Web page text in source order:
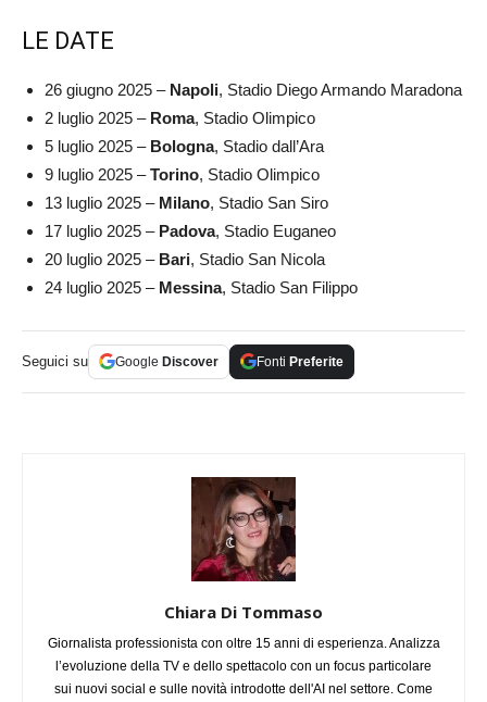
LE DATE
26 giugno 2025 – Napoli, Stadio Diego Armando Maradona
2 luglio 2025 – Roma, Stadio Olimpico
5 luglio 2025 – Bologna, Stadio dall’Ara
9 luglio 2025 –Torino, Stadio Olimpico
13 luglio 2025 – Milano, Stadio San Siro
17 luglio 2025 – Padova, Stadio Euganeo
20 luglio 2025 –Bari, Stadio San Nicola
24 luglio 2025 – Messina, Stadio San Filippo
Seguici su Google Discover Fonti Preferite
Chiara Di Tommaso
Giornalista professionista con oltre 15 anni di esperienza. Analizza
l’evoluzione della TV e dello spettacolo con un focus particolare
sui nuovi social e sulle novità introdotte dell'AI nel settore. Come